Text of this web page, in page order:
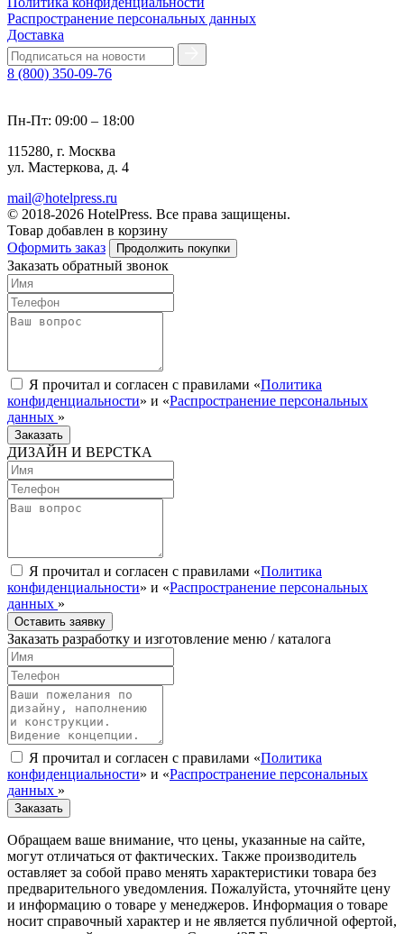
Распространение персональных данных
Доставка
8 (800) 350-09-76
Пн-Пт: 09:00 – 18:00
115280, г. Москва
ул. Мастеркова, д. 4
mail@hotelpress.ru
© 2018-2026 HotelPress. Все права защищены.
Товар добавлен в корзину
Оформить заказ
Продолжить покупки
Заказать обратный звонок
Я прочитал и согласен с правилами «Политика
конфиденциальности» и «Распространение персональных
данных »
Заказать
ДИЗАЙН И ВЕРСТКА
Я прочитал и согласен с правилами «Политика
конфиденциальности» и «Распространение персональных
данных »
Оставить заявку
Заказать разработку и изготовление меню / каталога
Я прочитал и согласен с правилами «Политика
конфиденциальности» и «Распространение персональных
данных »
Заказать
Обращаем ваше внимание, что цены, указанные на сайте,
могут отличаться от фактических. Также производитель
оставляет за собой право менять характеристики товара без
предварительного уведомления. Пожалуйста, уточняйте цену
и информацию о товаре у менеджеров. Информация о товаре
носит справочный характер и не является публичной офертой,